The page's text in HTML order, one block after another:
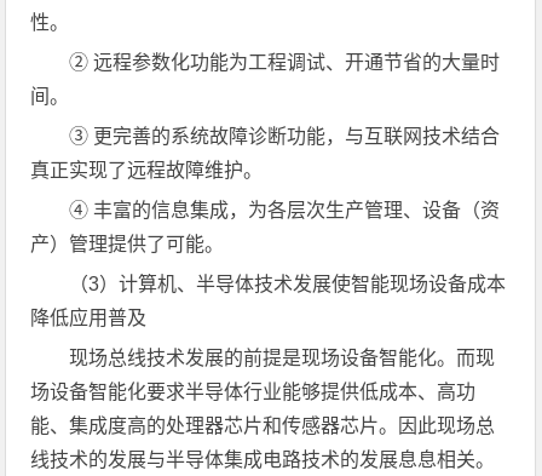
性。
② 远程参数化功能为工程调试、开通节省的大量时
间。
③ 更完善的系统故障诊断功能，与互联网技术结合
真正实现了远程故障维护。
④ 丰富的信息集成，为各层次生产管理、设备（资
产）管理提供了可能。
（3）计算机、半导体技术发展使智能现场设备成本
降低应用普及
现场总线技术发展的前提是现场设备智能化。而现
场设备智能化要求半导体行业能够提供低成本、高功
能、集成度高的处理器芯片和传感器芯片。因此现场总
线技术的发展与半导体集成电路技术的发展息息相关。